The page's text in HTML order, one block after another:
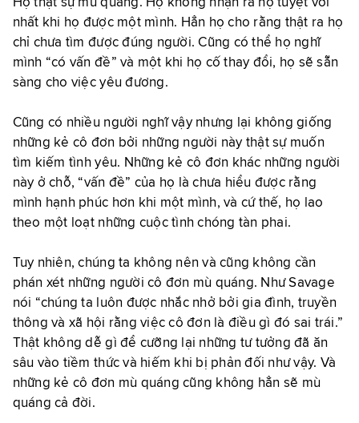
nhất khi họ được một mình. Hẳn họ cho rằng thật ra họ
chỉ chưa tìm được đúng người. Cũng có thể họ nghĩ
mình “có vấn đề” và một khi họ cố thay đổi, họ sẽ sẵn
sàng cho việc yêu đương.
Cũng có nhiều người nghĩ vậy nhưng lại không giống
những kẻ cô đơn bởi những người này thật sự muốn
tìm kiếm tình yêu. Những kẻ cô đơn khác những người
này ở chỗ, “vấn đề” của họ là chưa hiểu được rằng
mình hạnh phúc hơn khi một mình, và cứ thế, họ lao
theo một loạt những cuộc tình chóng tàn phai.
Tuy nhiên, chúng ta không nên và cũng không cần
phán xét những người cô đơn mù quáng. Như Savage
nói “chúng ta luôn được nhắc nhở bởi gia đình, truyền
thông và xã hội rằng việc cô đơn là điều gì đó sai trái.”
Thật không dễ gì để cưỡng lại những tư tưởng đã ăn
sâu vào tiềm thức và hiếm khi bị phản đối như vậy. Và
những kẻ cô đơn mù quáng cũng không hẳn sẽ mù
quáng cả đời.